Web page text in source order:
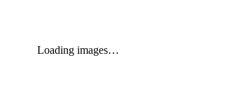
Loading images…